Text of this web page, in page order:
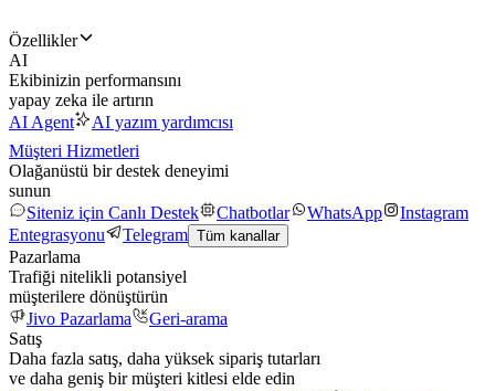
Özellikler
AI
Ekibinizin performansını
yapay zeka ile artırın
AI Agent
AI yazım yardımcısı
Müşteri Hizmetleri
Olağanüstü bir destek deneyimi
sunun
Siteniz için Canlı Destek
Chatbotlar WhatsApp
Instagram
Entegrasyonu
Telegram Tüm kanallar
Pazarlama
Trafiği nitelikli potansiyel
müşterilere dönüştürün
Jivo Pazarlama
Geri-arama
Satış
Daha fazla satış, daha yüksek sipariş tutarları
ve daha geniş bir müşteri kitlesi elde edin